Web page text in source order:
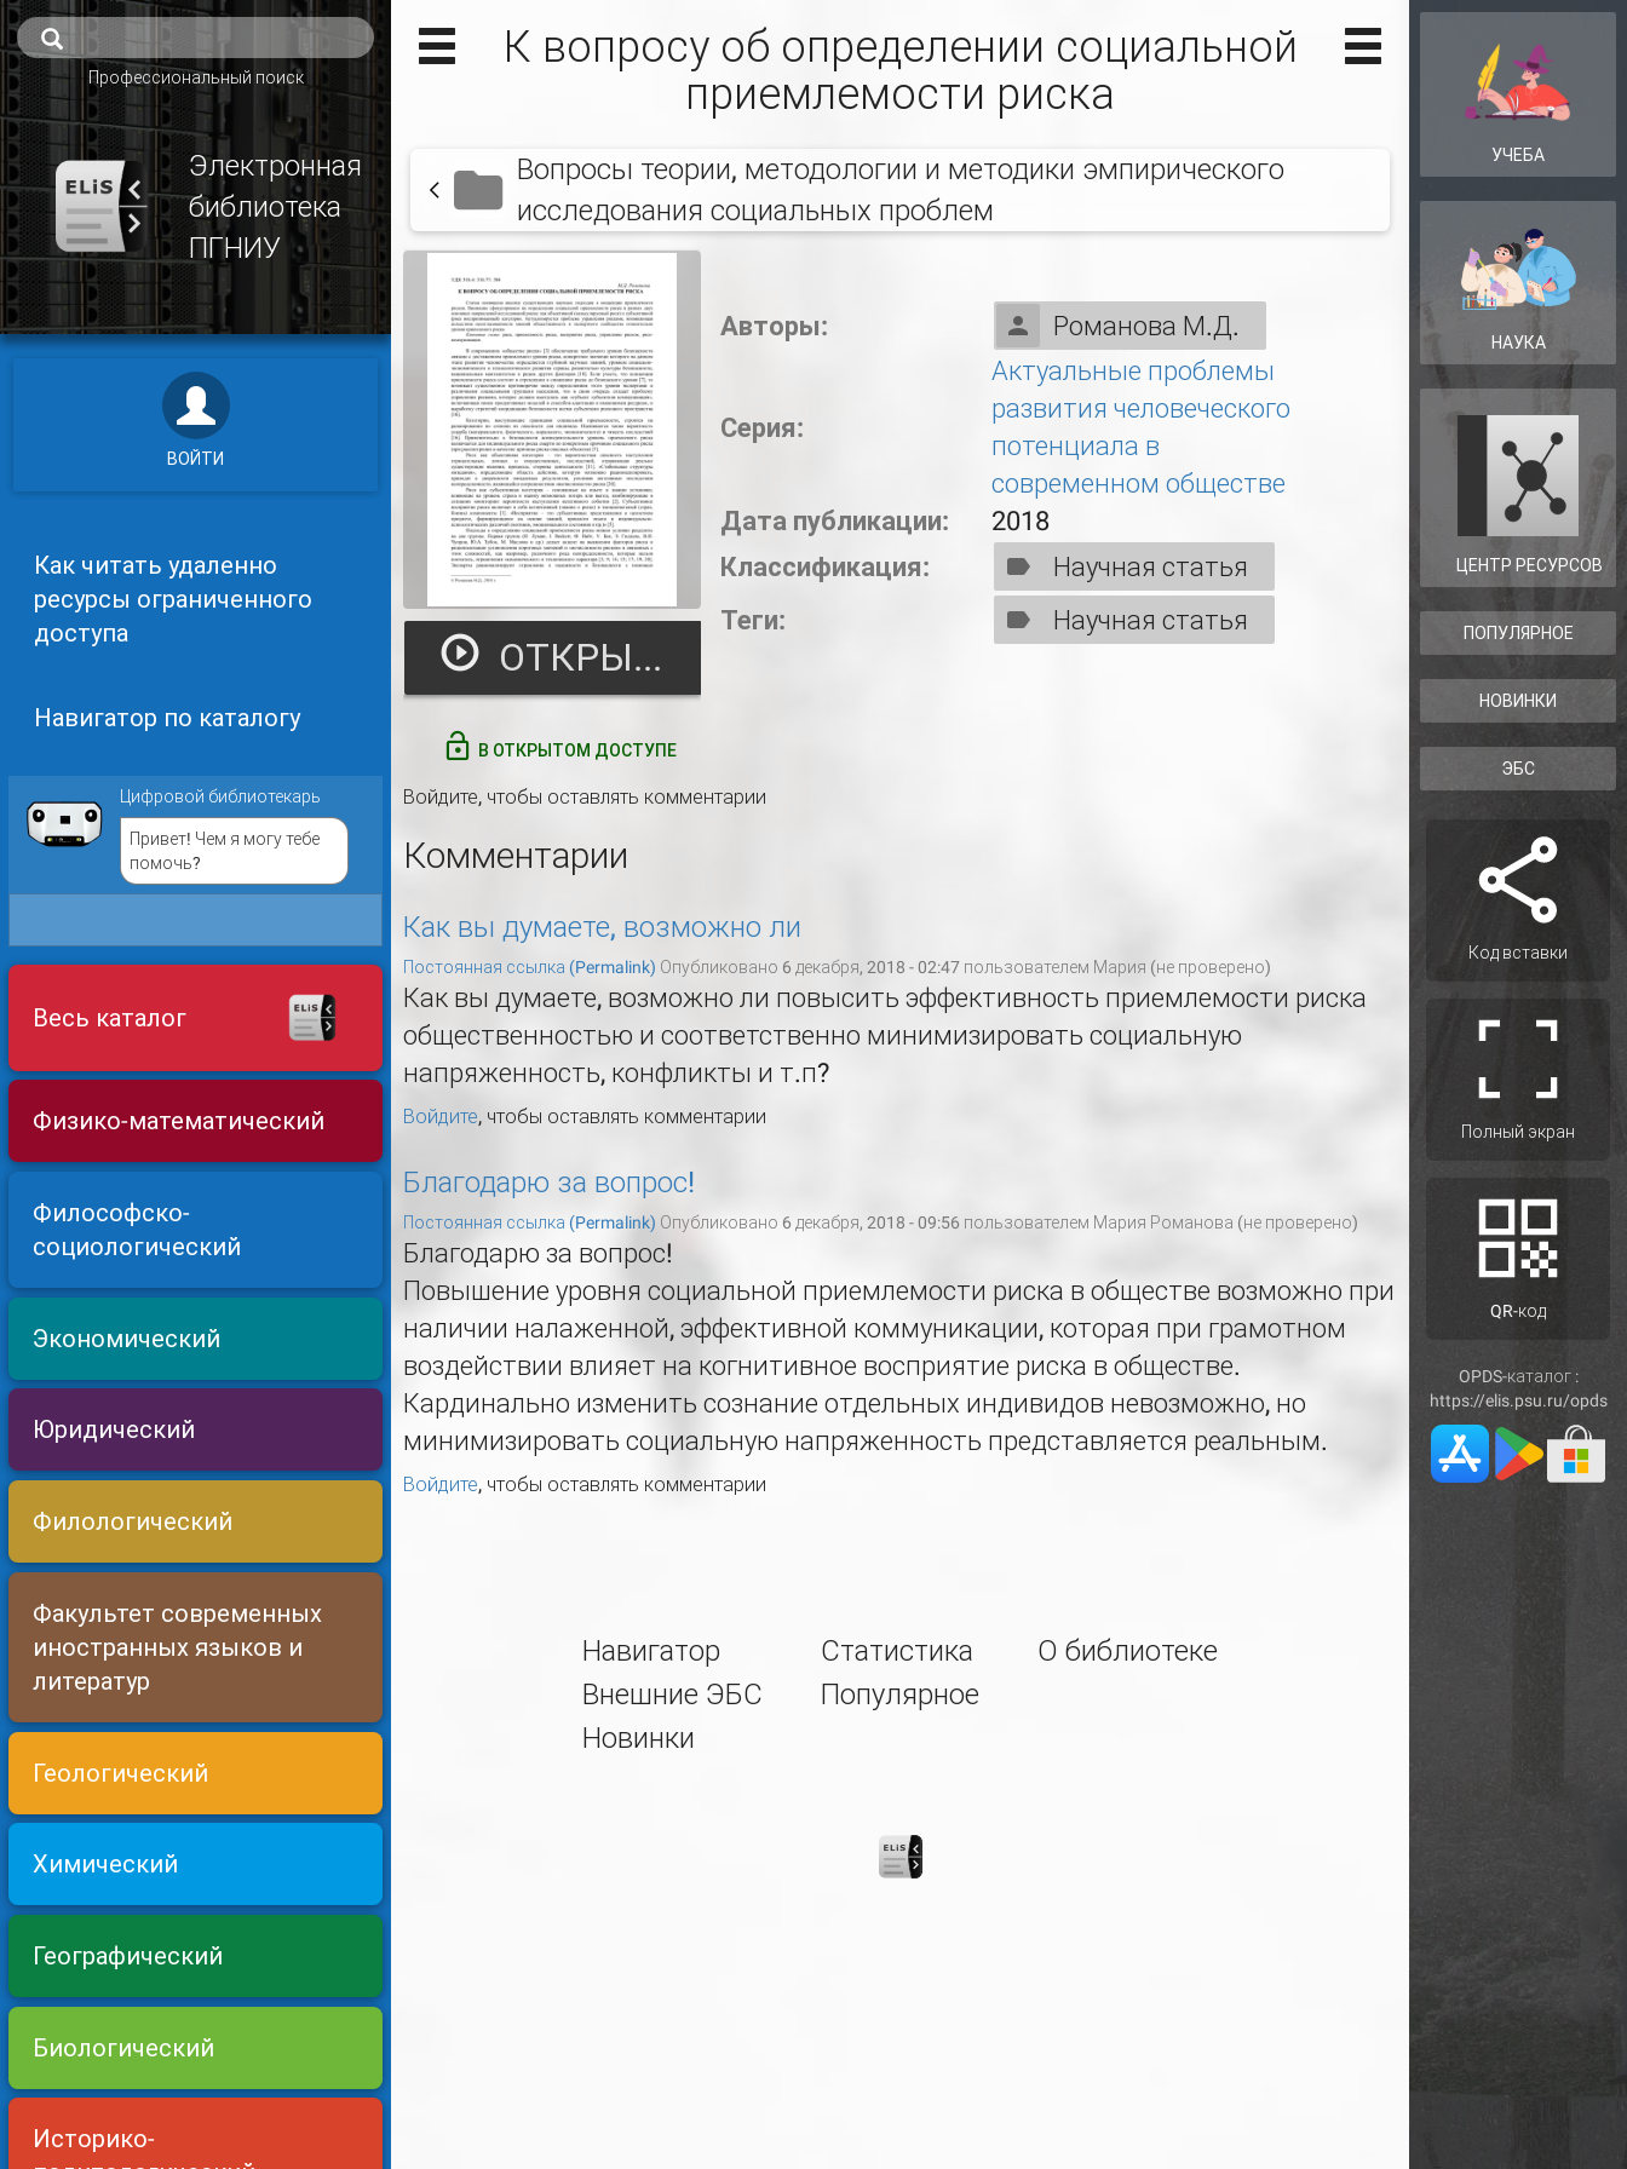
Профессиональный поиск
Электронная
библиотека
ПГНИУ
ВОЙТИ
Как читать удаленно
ресурсы ограниченного
доступа
Навигатор по каталогу
Цифровой библиотекарь
Привет! Чем я могу тебе
помочь?
Весь каталог
Физико-математический
Философско-
социологический
Экономический
Юридический
Филологический
Факультет современных
иностранных языков и
литератур
Геологический
Химический
Географический
Биологический
Историко-
К вопросу об определении социальной
приемлемости риска
Вопросы теории, методологии и методики эмпирического
исследования социальных проблем
ОТКРЫТЬ
Авторы: Романова М.Д.
Серия:
Актуальные проблемы
развития человеческого
потенциала в
современном обществе
Дата публикации:
2018
Классификация:
Научная статья
Теги:
Научная статья
В ОТКРЫТОМ ДОСТУПЕ
Войдите, чтобы оставлять комментарии
Комментарии
Как вы думаете, возможно ли
Постоянная ссылка (Permalink) Опубликовано 6 декабря, 2018 - 02:47 пользователем Мария (не проверено)
Как вы думаете, возможно ли повысить эффективность приемлемости риска
общественностью и соответственно минимизировать социальную
напряженность, конфликты и т.п?
Войдите, чтобы оставлять комментарии
Благодарю за вопрос!
Постоянная ссылка (Permalink) Опубликовано 6 декабря, 2018 - 09:56 пользователем Мария Романова (не проверено)
Благодарю за вопрос!
Повышение уровня социальной приемлемости риска в обществе возможно при
наличии налаженной, эффективной коммуникации, которая при грамотном
воздействии влияет на когнитивное восприятие риска в обществе.
Кардинально изменить сознание отдельных индивидов невозможно, но
минимизировать социальную напряженность представляется реальным.
Войдите, чтобы оставлять комментарии
Навигатор
Внешние ЭБС
Новинки
Статистика
Популярное
О библиотеке
УЧЕБА
НАУКА
ЦЕНТР РЕСУРСОВ
ПОПУЛЯРНОЕ
НОВИНКИ
ЭБС
Код вставки
Полный экран
QR-код
OPDS-каталог :
https://elis.psu.ru/opds